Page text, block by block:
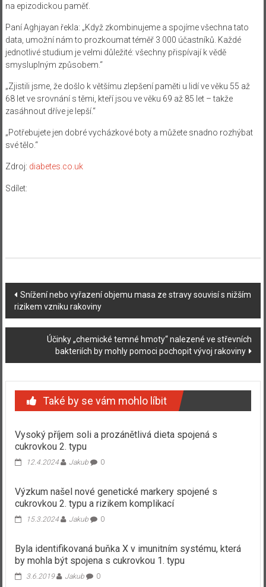
na epizodickou paměť.
Paní Aghjayan řekla: „Když zkombinujeme a spojíme všechna tato
data, umožní nám to prozkoumat téměř 3 000 účastníků. Každé
jednotlivé studium je velmi důležité: všechny přispívají k vědě
smysluplným způsobem.“
„Zjistili jsme, že došlo k většímu zlepšení paměti u lidí ve věku 55 až
68 let ve srovnání s těmi, kteří jsou ve věku 69 až 85 let – takže
zasáhnout dříve je lepší.“
„Potřebujete jen dobré vycházkové boty a můžete snadno rozhýbat
své tělo.“
Zdroj: diabetes.co.uk
Sdílet:
Navigace
příspěvku
Snížení nebo vyřazení objemu masa ze stravy souvisí s nižším
rizikem vzniku rakoviny
Účinky „chemické temné hmoty“ nalezené ve střevních
bakteriích by mohly pomoci pochopit vývoj rakoviny
Také by se vám mohlo líbit
Vysoký příjem soli a prozánětlivá dieta spojená s
cukrovkou 2. typu
12.4.2024 Jakub 0
Výzkum našel nové genetické markery spojené s
cukrovkou 2. typu a rizikem komplikací
15.3.2024 Jakub 0
Byla identifikovaná buňka X v imunitním systému, která
by mohla být spojena s cukrovkou 1. typu
3.6.2019 Jakub 0